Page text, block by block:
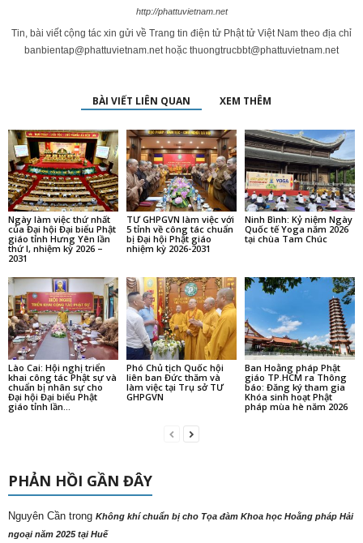
http://phattuvietnam.net
Tin, bài viết cộng tác xin gửi về Trang tin điện tử Phật tử Việt Nam theo địa chỉ
banbientap@phattuvietnam.net hoặc thuongtrucbbt@phattuvietnam.net
BÀI VIẾT LIÊN QUAN XEM THÊM
Ngày làm việc thứ nhất
của Đại hội Đại biểu Phật
giáo tỉnh Hưng Yên lần
thứ I, nhiệm kỳ 2026 –
2031
TƯ GHPGVN làm việc với
5 tỉnh về công tác chuẩn
bị Đại hội Phật giáo
nhiệm kỳ 2026-2031
Ninh Bình: Kỷ niệm Ngày
Quốc tế Yoga năm 2026
tại chùa Tam Chúc
Lào Cai: Hội nghị triển
khai công tác Phật sự và
chuẩn bị nhân sự cho
Đại hội Đại biểu Phật
giáo tỉnh lần...
Phó Chủ tịch Quốc hội
liên ban Đức thăm và
làm việc tại Trụ sở TƯ
GHPGVN
Ban Hoằng pháp Phật
giáo TP.HCM ra Thông
báo: Đăng ký tham gia
Khóa sinh hoạt Phật
pháp mùa hè năm 2026
PHẢN HỒI GẦN ĐÂY
Nguyên Cần trong Không khí chuẩn bị cho Tọa đàm Khoa học Hoằng pháp Hải
ngoại năm 2025 tại Huế